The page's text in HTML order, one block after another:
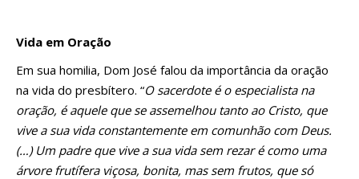
Vida em Oração
Em sua homilia, Dom José falou da importância da oração
na vida do presbítero. “O sacerdote é o especialista na
oração, é aquele que se assemelhou tanto ao Cristo, que
vive a sua vida constantemente em comunhão com Deus.
(…) Um padre que vive a sua vida sem rezar é como uma
árvore frutífera viçosa, bonita, mas sem frutos, que só